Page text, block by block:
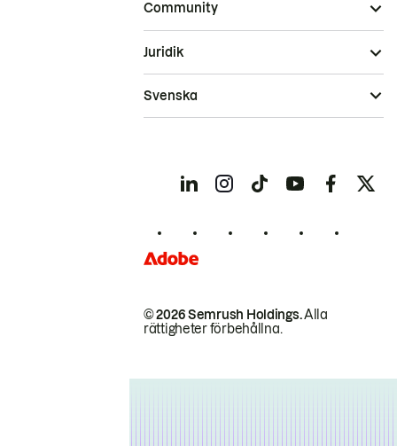
Community
© 2026 Semrush Holdings.Alla
rättigheter förbehållna.
Juridik
Svenska